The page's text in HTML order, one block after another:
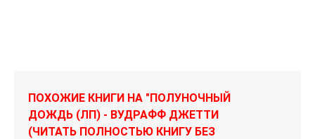
ПОХОЖИЕ КНИГИ НА "ПОЛУНОЧНЫЙ
ДОЖДЬ (ЛП) - ВУДРАФФ ДЖЕТТИ
(ЧИТАТЬ ПОЛНОСТЬЮ КНИГУ БЕЗ